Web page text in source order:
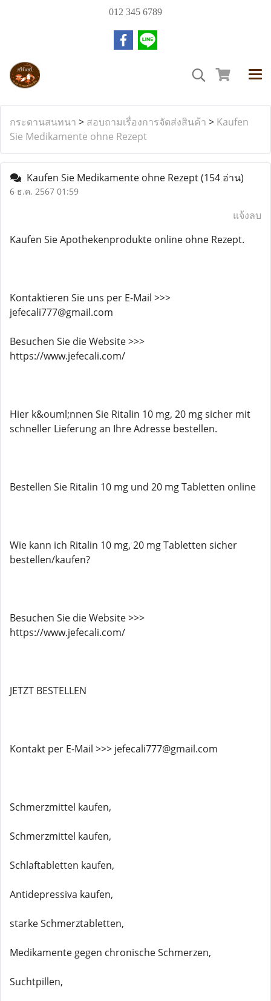
012 345 6789
กระดานสนทนา > สอบถามเรื่องการจัดส่งสินค้า > Kaufen
Sie Medikamente ohne Rezept
Kaufen Sie Medikamente ohne Rezept(154 อ่าน)
6 ธ.ค. 2567 01:59
แจ้งลบ
Kaufen Sie Apothekenprodukte online ohne Rezept.
Kontaktieren Sie uns per E-Mail >>>
jefecali777@gmail.com
Besuchen Sie die Website >>>
https://www.jefecali.com/
Hier k&ouml;nnen Sie Ritalin 10 mg, 20 mg sicher mit
schneller Lieferung an Ihre Adresse bestellen.
Bestellen Sie Ritalin 10 mg und 20 mg Tabletten online
Wie kann ich Ritalin 10 mg, 20 mg Tabletten sicher
bestellen/kaufen?
Besuchen Sie die Website >>>
https://www.jefecali.com/
JETZT BESTELLEN
Kontakt per E-Mail >>> jefecali777@gmail.com
Schmerzmittel kaufen,
Schmerzmittel kaufen,
Schlaftabletten kaufen,
Antidepressiva kaufen,
starke Schmerztabletten,
Medikamente gegen chronische Schmerzen,
Suchtpillen,